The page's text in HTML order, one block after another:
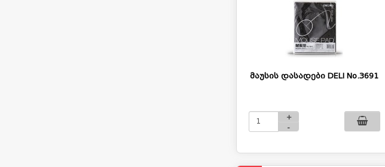
მაუსის დასადები DELI No.3691
+
-